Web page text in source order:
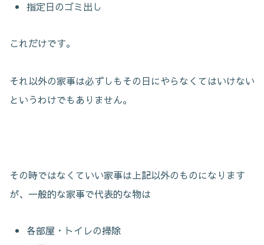
指定日のゴミ出し
これだけです。
それ以外の家事は必ずしもその日にやらなくてはいけない
というわけでもありません。
その時ではなくていい家事は上記以外のものになります
が、一般的な家事で代表的な物は
各部屋・トイレの掃除